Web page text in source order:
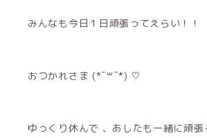
みんなも今日１日頑張ってえらい！！
おつかれさま (*¯꒳¯*) ♡
ゆっくり休んで 、あしたも一緒に頑張